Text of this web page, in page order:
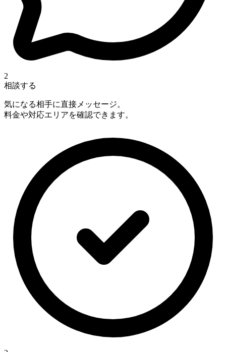
2
相談する
気になる相手に直接メッセージ。
料金や対応エリアを確認できます。